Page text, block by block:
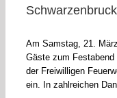
Am Samstag, 21.
Gäste zum
der Freiwilligen
ein. In zahlreichen